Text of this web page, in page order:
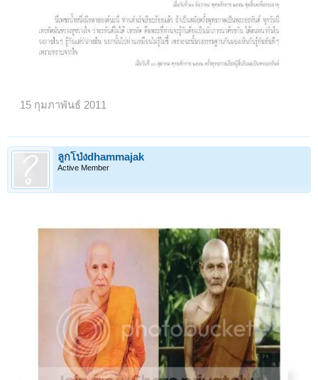
15 กุมภาพันธ์ 2011
ลูกโป่งdhammajak
Active Member
2